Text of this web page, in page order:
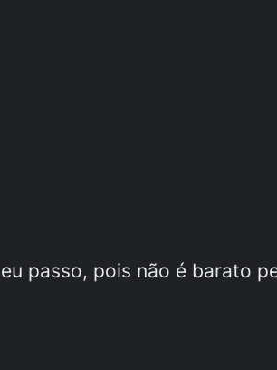
passo, pois não é barato